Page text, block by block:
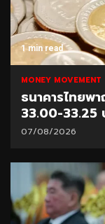
1 min read
MONEY MOVEMENT
ธนาคารไทยพ
33.00-33.25
07/08/2026